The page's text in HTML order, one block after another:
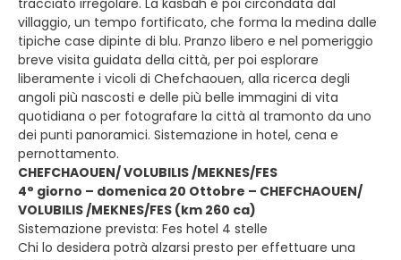
tracciato irregolare. La kasbah è poi circondata dal
villaggio, un tempo fortificato, che forma la medina dalle
tipiche case dipinte di blu. Pranzo libero e nel pomeriggio
breve visita guidata della città, per poi esplorare
liberamente i vicoli di Chefchaouen, alla ricerca degli
angoli più nascosti e delle più belle immagini di vita
quotidiana o per fotografare la città al tramonto da uno
dei punti panoramici. Sistemazione in hotel, cena e
pernottamento.
CHEFCHAOUEN/ VOLUBILIS /MEKNES/FES
4° giorno – domenica 20 Ottobre – CHEFCHAOUEN/
VOLUBILIS /MEKNES/FES (km 260 ca)
Sistemazione prevista: Fes hotel 4 stelle
Chi lo desidera potrà alzarsi presto per effettuare una